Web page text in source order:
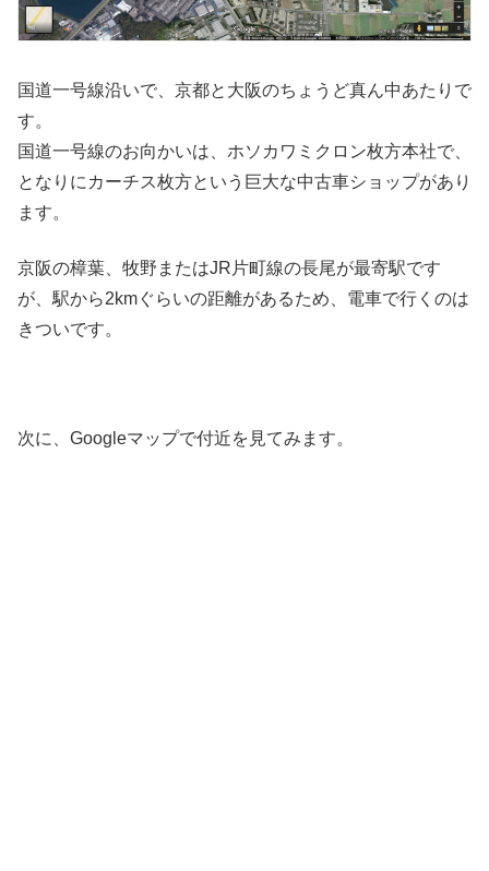
国道一号線沿いで、京都と大阪のちょうど真ん中あたりで
す。
国道一号線のお向かいは、ホソカワミクロン枚方本社で、
となりにカーチス枚方という巨大な中古車ショップがあり
ます。
京阪の樟葉、牧野またはJR片町線の長尾が最寄駅です
が、駅から2kmぐらいの距離があるため、電車で行くのは
きついです。
次に、Googleマップで付近を見てみます。